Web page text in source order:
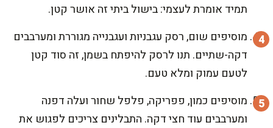
תמיד אומרת לעצמי: בישול ביתי זה אושר קטן.
מוסיפים שום, רסק עגבניות ועגבנייה מגוררת ומערבבים
דקה-שתיים. תנו לרסק להיפתח בשמן, זה סוד קטן
לטעם עמוק ומלא טעם.
מוסיפים כמון, פפריקה, פלפל שחור ועלה דפנה
ומערבבים עוד חצי דקה. התבלינים צריכים לפגוש את